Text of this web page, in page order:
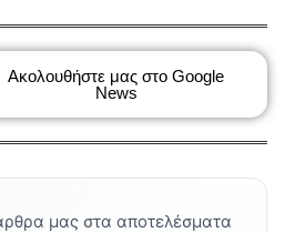
Ακολουθήστε μας στο Google
News
μας στα αποτελέσματα